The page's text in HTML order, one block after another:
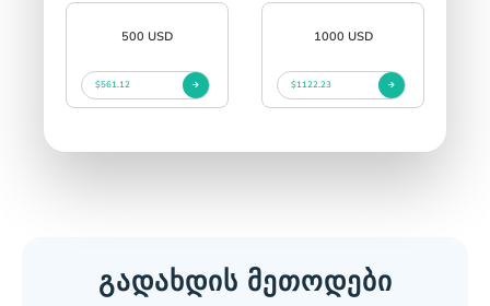
500 USD
$561.12
1000 USD
$1122.23
გადახდის მეთოდები